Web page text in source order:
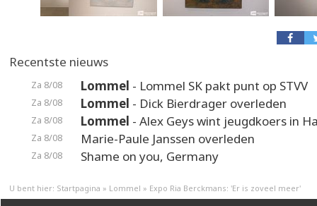
Recentste nieuws
Za 8/08 Lommel - Lommel SK pakt punt op STVV
Za 8/08 Lommel - Dick Bierdrager overleden
Za 8/08 Lommel - Alex Geys wint jeugdkoers in
Za 8/08 Marie-Paule Janssen overleden
Za 8/08 Shame on you, Germany
U bent hier: Startpagina » Lommel » Expo Ria Berckmans: 'Er is zoveel meer'